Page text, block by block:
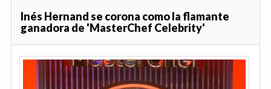
Inés Hernand se corona como la flamante
ganadora de 'MasterChef Celebrity'